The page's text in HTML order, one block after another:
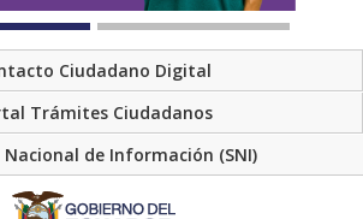
Ciudadano Digital
Trámites Ciudadanos
Nacional de Información (SNI)